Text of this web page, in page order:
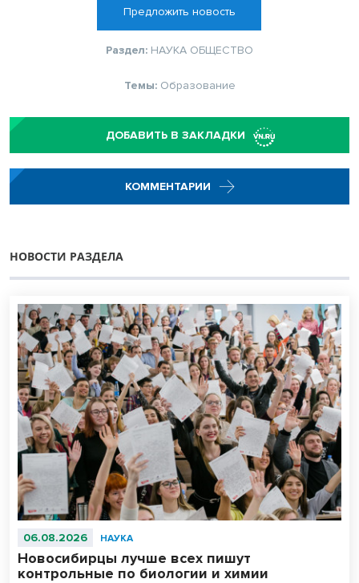
Предложить новость
Раздел: НАУКА ОБЩЕСТВО
Темы: Образование
ДОБАВИТЬ В ЗАКЛАДКИ
КОММЕНТАРИИ
НОВОСТИ РАЗДЕЛА
06.08.2026 НАУКА
Новосибирцы лучше всех пишут
контрольные по биологии и химии